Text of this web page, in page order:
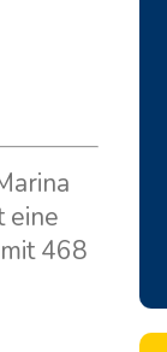
eine
468